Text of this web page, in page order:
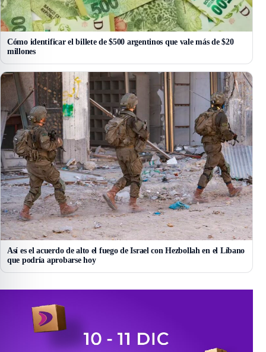
Cómo identificar el billete de $500 argentinos que vale más de $20
millones
Así es el acuerdo de alto el fuego de Israel con Hezbollah en el Líbano
que podría aprobarse hoy